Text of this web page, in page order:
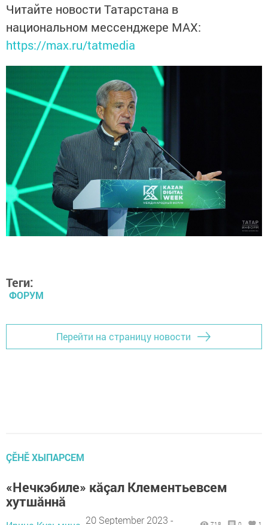
Читайте новости Татарстана в
национальном мессенджере MАХ:
https://max.ru/tatmedia
Теги:
ФОРУМ
Перейти на страницу новости
ÇӖНӖ ХЫПАРСЕМ
«Нечкэбиле» кăçал Клементьевсем
хутшăннă
20 September 2023 -